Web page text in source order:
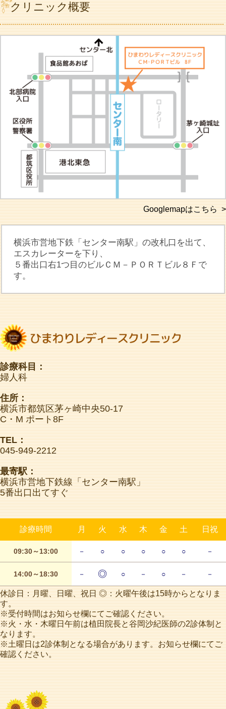
クリニック概要
Googlemapはこちら >
横浜市営地下鉄「センター南駅」の改札口を出て、
エスカレーターを下り、
５番出口右1つ目のビルＣＭ－ＰＯＲＴビル８Ｆで
す。
診療科目：
婦人科
住所：
横浜市都筑区茅ヶ崎中央50-17
C・M ポート8F
TEL：
045-949-2212
最寄駅：
横浜市営地下鉄線「センター南駅」
5番出口出てすぐ
診療時間 月 火 水 木 金 土 日祝
09:30～13:00 － ○ ○ ○ ○ ○ －
14:00～18:30 － ◎ ○ － ○ － －
休診日：月曜、日曜、祝日 ◎：火曜午後は15時からとなりま
す。
※受付時間はお知らせ欄にてご確認ください。
※火・水・木曜日午前は植田院長と谷岡沙紀医師の2診体制と
なります。
※土曜日は2診体制となる場合があります。お知らせ欄にてご
確認ください。